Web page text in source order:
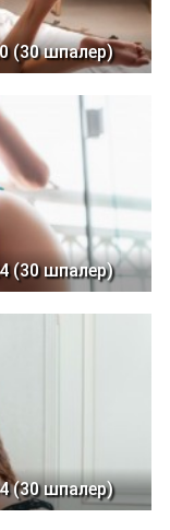
(30 шпалер)
(30 шпалер)
(30 шпалер)